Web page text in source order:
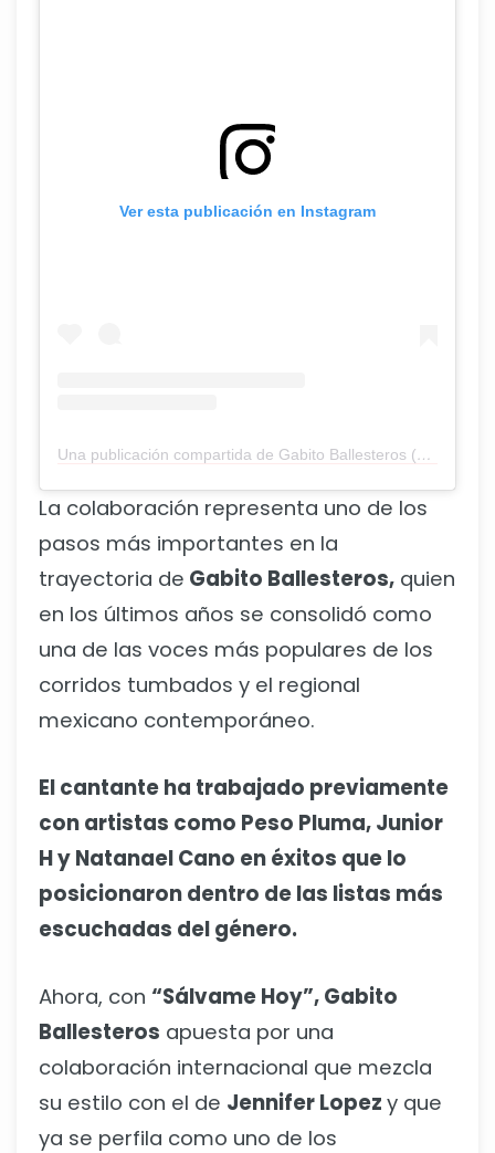
Ver esta publicación en Instagram
Una publicación compartida de Gabito Ballesteros (@gabitoballesteros)
La colaboración representa uno de los
pasos más importantes en la
trayectoria de Gabito Ballesteros, quien
en los últimos años se consolidó como
una de las voces más populares de los
corridos tumbados y el regional
mexicano contemporáneo.
El cantante ha trabajado previamente
con artistas como Peso Pluma, Junior
H y Natanael Cano en éxitos que lo
posicionaron dentro de las listas más
escuchadas del género.
Ahora, con “Sálvame Hoy”, Gabito
Ballesteros apuesta por una
colaboración internacional que mezcla
su estilo con el de Jennifer Lopez y que
ya se perfila como uno de los